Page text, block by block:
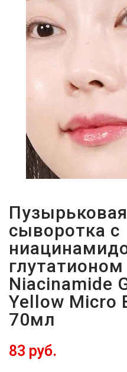
сыворотка с
Niacinamide
Yellow Micro
70мл
83 руб.